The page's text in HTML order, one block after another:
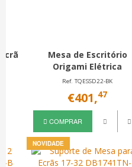
Suporte de Mesa para 3
Ecrãs de...
Ref. DB1327TN-B
€99,38
COMPRAR